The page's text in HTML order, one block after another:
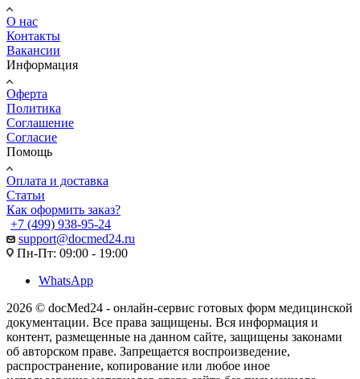
О нас
Контакты
Вакансии
Информация
Оферта
Политика
Соглашение
Согласие
Помощь
Оплата и доставка
Статьи
Как оформить заказ?
+7 (499) 938-95-24
support@docmed24.ru
Пн-Пт: 09:00 - 19:00
WhatsApp
2026 © docMed24 - онлайн-сервис готовых форм медицинской
документации. Все права защищены. Вся информация и
контент, размещенные на данном сайте, защищены законами
об авторском праве. Запрещается воспроизведение,
распространение, копирование или любое иное